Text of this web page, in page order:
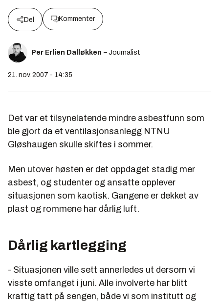
Del Kommenter
Per Erlien Dalløkken – Journalist
21. nov. 2007 - 14:35
Det var et tilsynelatende mindre asbestfunn som
ble gjort da et ventilasjonsanlegg NTNU
Gløshaugen skulle skiftes i sommer.
Men utover høsten er det oppdaget stadig mer
asbest, og studenter og ansatte opplever
situasjonen som kaotisk. Gangene er dekket av
plast og rommene har dårlig luft.
Dårlig kartlegging
- Situasjonen ville sett annerledes ut dersom vi
visste omfanget i juni. Alle involverte har blitt
kraftig tatt på sengen, både vi som institutt og